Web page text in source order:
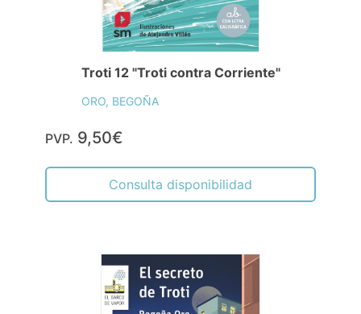
Troti 12 "Troti contra Corriente"
ORO, BEGOÑA
PVP. 9,50€
Consulta disponibilidad